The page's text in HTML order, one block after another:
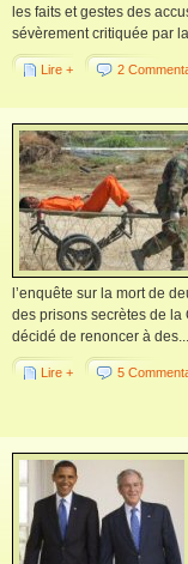
les faits et gestes des
sévèrement critiquée par
Lire + 2
l’enquête sur la mort de
des prisons secrètes de la
décidé de renoncer à des...
Lire + 5